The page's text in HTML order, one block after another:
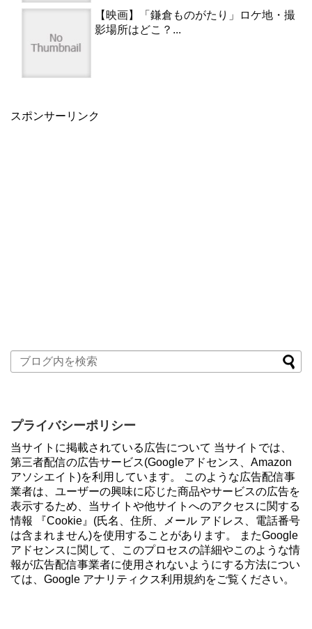
【映画】「鎌倉ものがたり」ロケ地・撮
影場所はどこ？...
スポンサーリンク
プライバシーポリシー
当サイトに掲載されている広告について 当サイトでは、
第三者配信の広告サービス(Googleアドセンス、Amazon
アソシエイト)を利用しています。 このような広告配信事
業者は、ユーザーの興味に応じた商品やサービスの広告を
表示するため、当サイトや他サイトへのアクセスに関する
情報 『Cookie』(氏名、住所、メール アドレス、電話番号
は含まれません)を使用することがあります。 またGoogle
アドセンスに関して、このプロセスの詳細やこのような情
報が広告配信事業者に使用されないようにする方法につい
ては、Google アナリティクス利用規約をご覧ください。